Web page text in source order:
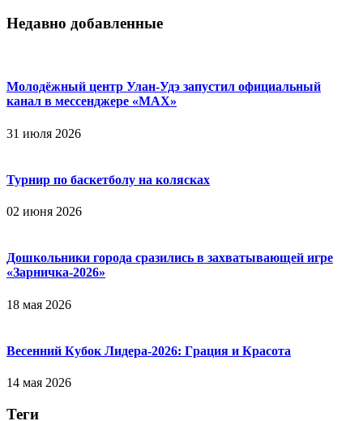
Недавно добавленные
Молодёжный центр Улан-Удэ запустил официальный
канал в мессенджере «МАХ»
31 июля 2026
Турнир по баскетболу на колясках
02 июня 2026
Дошкольники города сразились в захватывающей игре
«Зарничка‑2026»
18 мая 2026
Весенний Кубок Лидера-2026: Гpaция и Кpacoтa
14 мая 2026
Теги